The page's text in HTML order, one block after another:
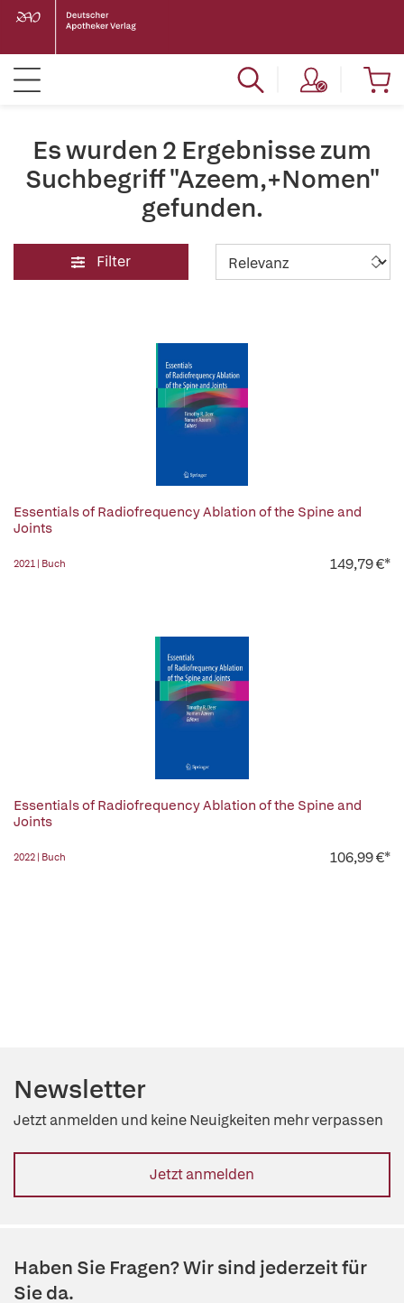
Es wurden 2 Ergebnisse zum
Suchbegriff "Azeem,+Nomen"
gefunden.
Filter
Essentials of Radiofrequency Ablation of the Spine and
Joints
2021 | Buch 149,79 €*
Essentials of Radiofrequency Ablation of the Spine and
Joints
2022 | Buch 106,99 €*
Newsletter
Jetzt anmelden und keine Neuigkeiten mehr verpassen
Jetzt anmelden
Haben Sie Fragen? Wir sind jederzeit für
Sie da.